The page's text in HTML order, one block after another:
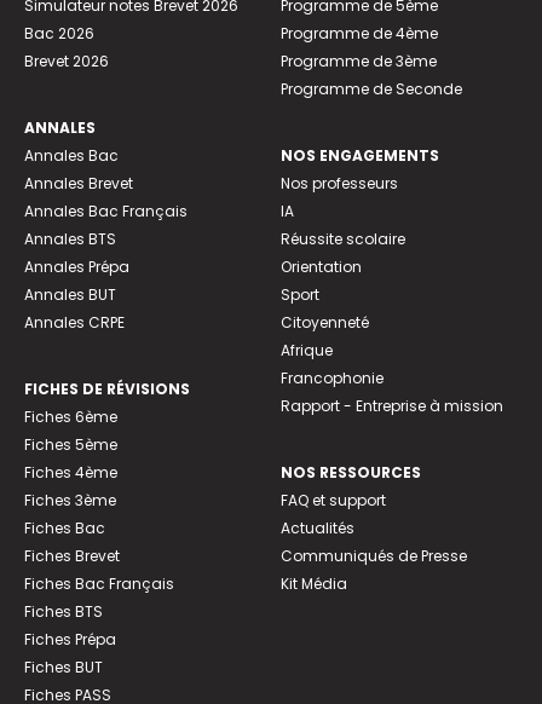
Simulateur notes Brevet 2026
Bac 2026
Brevet 2026
ANNALES
Annales Bac
Annales Brevet
Annales Bac Français
Annales BTS
Annales Prépa
Annales BUT
Annales CRPE
FICHES DE RÉVISIONS
Fiches 6ème
Fiches 5ème
Fiches 4ème
Fiches 3ème
Fiches Bac
Fiches Brevet
Fiches Bac Français
Fiches BTS
Fiches Prépa
Fiches BUT
Fiches PASS
Programme de 5ème
Programme de 4ème
Programme de 3ème
Programme de Seconde
NOS ENGAGEMENTS
Nos professeurs
IA
Réussite scolaire
Orientation
Sport
Citoyenneté
Afrique
Francophonie
Rapport - Entreprise à mission
NOS RESSOURCES
FAQ et support
Actualités
Communiqués de Presse
Kit Média